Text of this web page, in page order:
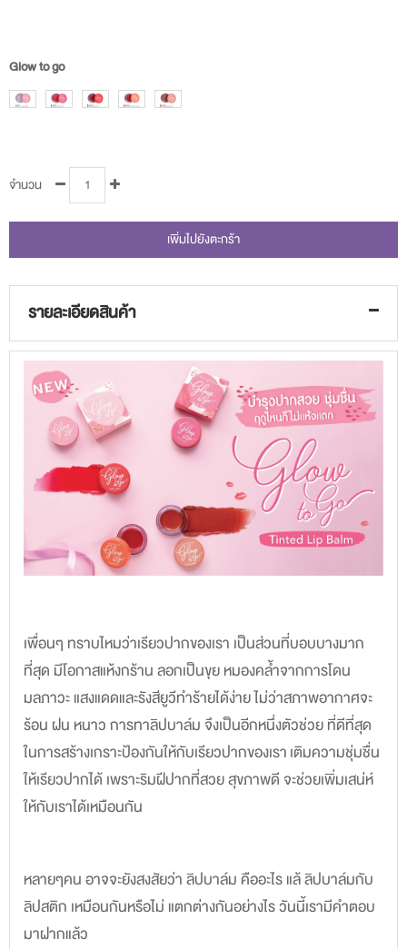
Glow to go
จำนวน
เพิ่มไปยังตะกร้า
รายละเอียดสินค้า
เพื่อนๆ ทราบไหมว่าเรียวปากของเรา เป็นส่วนที่บอบบางมาก
ที่สุด มีโอกาสแห้งกร้าน ลอกเป็นขุย หมองคล้ำจากการโดน
มลภาวะ แสงแดดและรังสียูวีทำร้ายได้ง่าย ไม่ว่าสภาพอากาศจะ
ร้อน ฝน หนาว การทาลิปบาล์ม จึงเป็นอีกหนึ่งตัวช่วย ที่ดีที่สุด
ในการสร้างเกราะป้องกันให้กับเรียวปากของเรา เติมความชุ่มชื่น
ให้เรียวปากได้ เพราะริมฝีปากที่สวย สุขภาพดี จะช่วยเพิ่มเสน่ห์
ให้กับเราได้เหมือนกัน
หลายๆคน อาจจะยังสงสัยว่า ลิปบาล์ม คืออะไร แล้ ลิปบาล์มกับ
ลิปสติก เหมือนกันหรือไม่ แตกต่างกันอย่างไร วันนี้เรามีคำตอบ
มาฝากแล้ว